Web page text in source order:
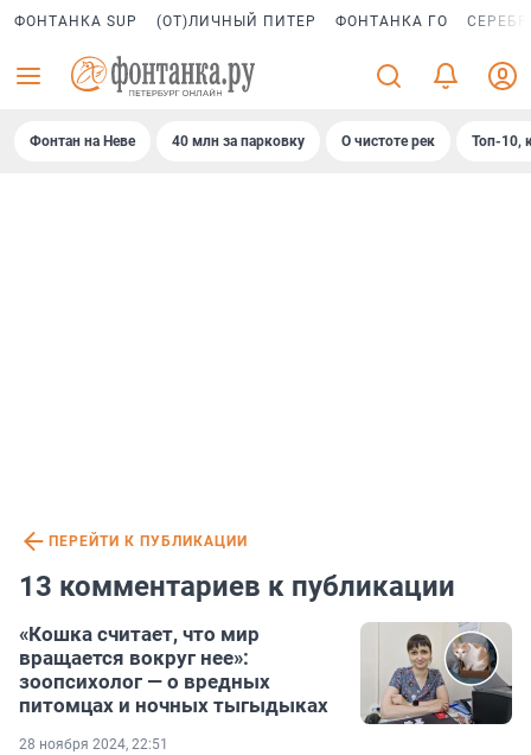
ФОНТАНКА SUP (ОТ)ЛИЧНЫЙ ПИТЕР ФОНТАНКА ГО
Фонтан на Неве 40 млн за парковку О чистоте рек Топ-10,
ПЕРЕЙТИ К ПУБЛИКАЦИИ
13 комментариев к публикации
«Кошка считает, что мир
вращается вокруг нее»:
зоопсихолог — о вредных
питомцах и ночных тыгыдыках
28 ноября 2024, 22:51